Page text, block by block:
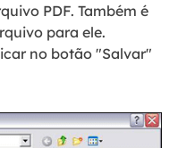
PDF. Também é
para ele.
no botão "Salvar"